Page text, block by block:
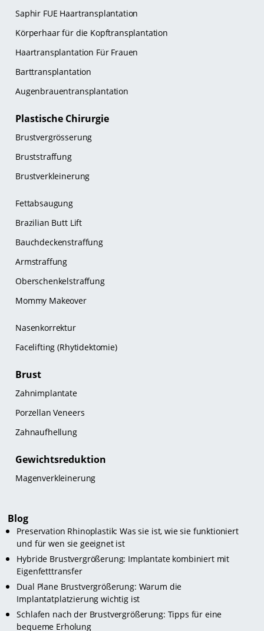
Saphir FUE Haartransplantation
Körperhaar für die Kopftransplantation
Haartransplantation Für Frauen
Barttransplantation
Augenbrauentransplantation
Plastische Chirurgie
Brustvergrösserung
Bruststraffung
Brustverkleinerung
Fettabsaugung
Brazilian Butt Lift
Bauchdeckenstraffung
Armstraffung
Oberschenkelstraffung
Mommy Makeover
Nasenkorrektur
Facelifting (Rhytidektomie)
Brust
Zahnimplantate
Porzellan Veneers
Zahnaufhellung
Gewichtsreduktion
Magenverkleinerung
Blog
Preservation Rhinoplastik: Was sie ist, wie sie funktioniert
und für wen sie geeignet ist
Hybride Brustvergrößerung: Implantate kombiniert mit
Eigenfetttransfer
Dual Plane Brustvergrößerung: Warum die
Implantatplatzierung wichtig ist
Schlafen nach der Brustvergrößerung: Tipps für eine
bequeme Erholung